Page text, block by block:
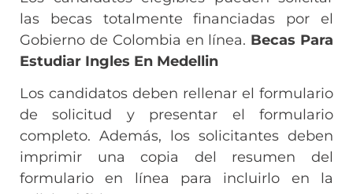
las becas totalmente financiadas por el
Gobierno de Colombia en línea. Becas Para
Estudiar Ingles En Medellin
Los candidatos deben rellenar el formulario
de solicitud y presentar el formulario
completo. Además, los solicitantes deben
imprimir una copia del resumen del
formulario en línea para incluirlo en la